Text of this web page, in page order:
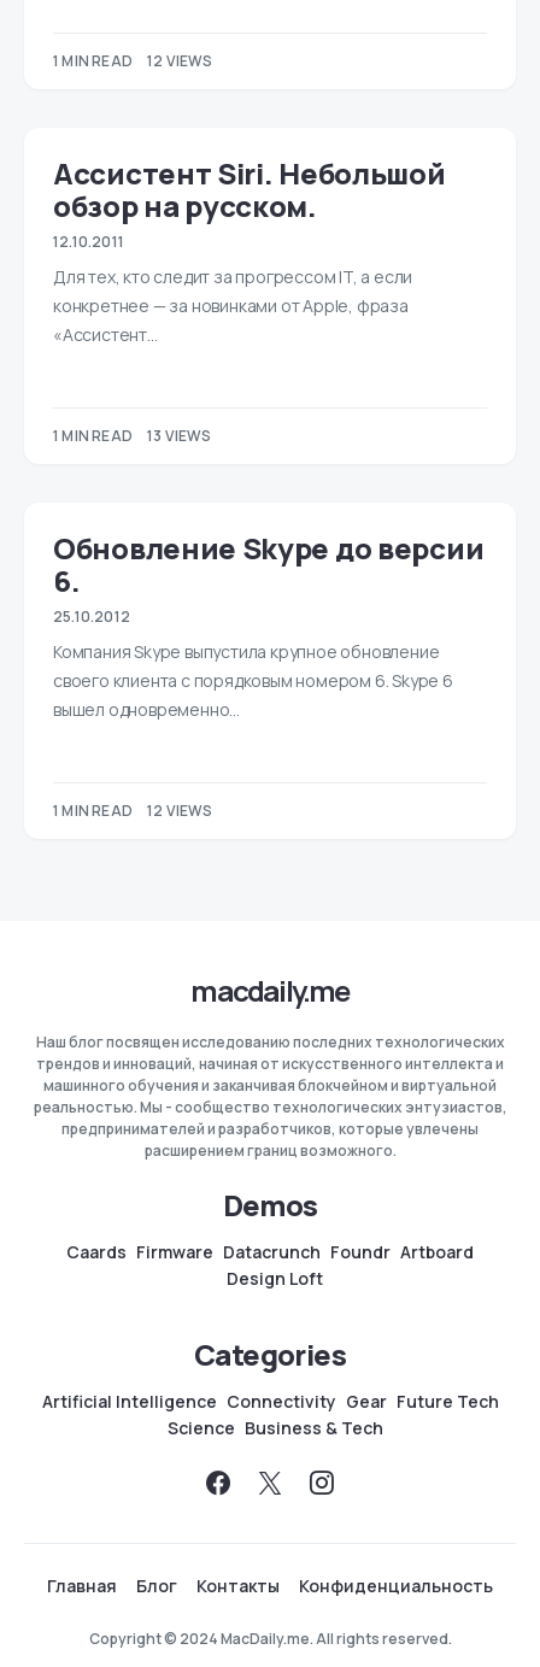
1 MIN READ 12 VIEWS
Ассистент Siri. Небольшой
обзор на русском.
12.10.2011
Для тех, кто следит за прогрессом IT, а если
конкретнее — за новинками от Apple, фраза
«Ассистент…
1 MIN READ 13 VIEWS
Обновление Skype до версии
6.
25.10.2012
Компания Skype выпустила крупное обновление
своего клиента с порядковым номером 6. Skype 6
вышел одновременно…
1 MIN READ 12 VIEWS
macdaily.me
Наш блог посвящен исследованию последних технологических
трендов и инноваций, начиная от искусственного интеллекта и
машинного обучения и заканчивая блокчейном и виртуальной
реальностью. Мы - сообщество технологических энтузиастов,
предпринимателей и разработчиков, которые увлечены
расширением границ возможного.
Demos
Caards Firmware Datacrunch Foundr Artboard
Design Loft
Categories
Artificial Intelligence Connectivity Gear Future Tech
Science Business & Tech
Главная Блог Контакты Конфиденциальность
Copyright © 2024 MacDaily.me. All rights reserved.